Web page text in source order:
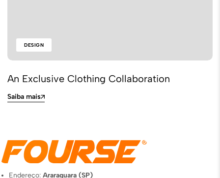
DESIGN
An Exclusive Clothing Collaboration
Saiba mais
Endereço:Araraquara (SP)